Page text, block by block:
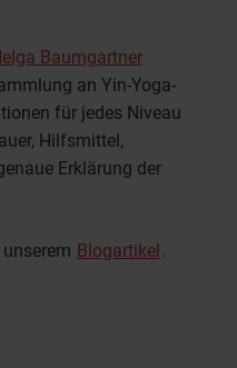
Baumgartner
an Yin-Yoga-
für jedes Niveau
Hilfsmittel,
Erklärung der
Blogartikel